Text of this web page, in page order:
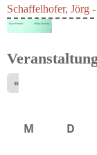
Schaffelhofer, Jörg
«
M D